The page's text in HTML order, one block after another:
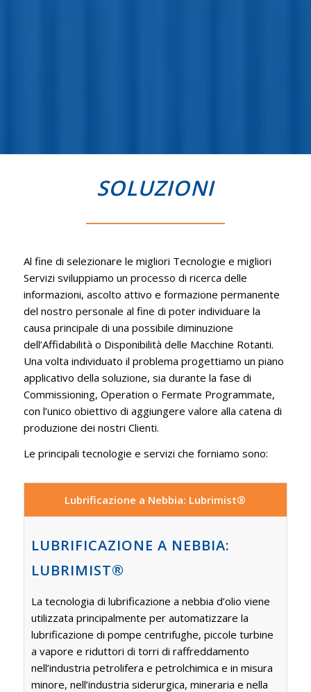
SOLUZIONI
Al fine di selezionare le migliori Tecnologie e migliori
Servizi sviluppiamo un processo di ricerca delle
informazioni, ascolto attivo e formazione permanente
del nostro personale al fine di poter individuare la
causa principale di una possibile diminuzione
dell’Affidabilità o Disponibilità delle Macchine Rotanti.
Una volta individuato il problema progettiamo un piano
applicativo della soluzione, sia durante la fase di
Commissioning, Operation o Fermate Programmate,
con l’unico obiettivo di aggiungere valore alla catena di
produzione dei nostri Clienti.
Le principali tecnologie e servizi che forniamo sono:
Lubrificazione a Nebbia: Lubrimist®
LUBRIFICAZIONE A NEBBIA:
LUBRIMIST®
La tecnologia di lubrificazione a nebbia d’olio viene
utilizzata principalmente per automatizzare la
lubrificazione di pompe centrifughe, piccole turbine
a vapore e riduttori di torri di raffreddamento
nell’industria petrolifera e petrolchimica e in misura
minore, nell’industria siderurgica, mineraria e nella